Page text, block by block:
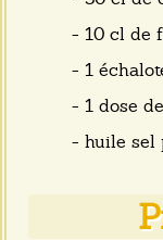
- 10 cl de
- 1
- 1 dose
- huile sel